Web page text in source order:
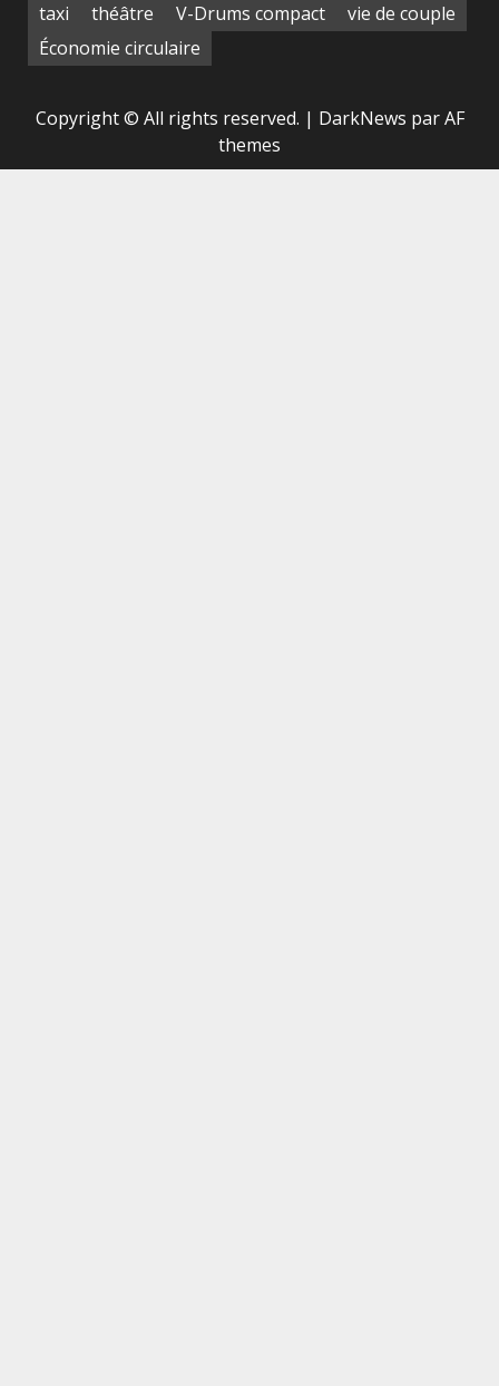
taxi
théâtre V-Drums compact
vie de couple
Économie circulaire
Copyright © All rights reserved. | DarkNews par AF
themes